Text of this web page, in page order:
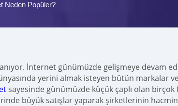
Neden Popüler?
İnternet günümüzde gelişmeye devam
yerini almak isteyen bütün markalar
sayesinde günümüzde küçük çaplı olan birçok
büyük satışlar yaparak şirketlerinin